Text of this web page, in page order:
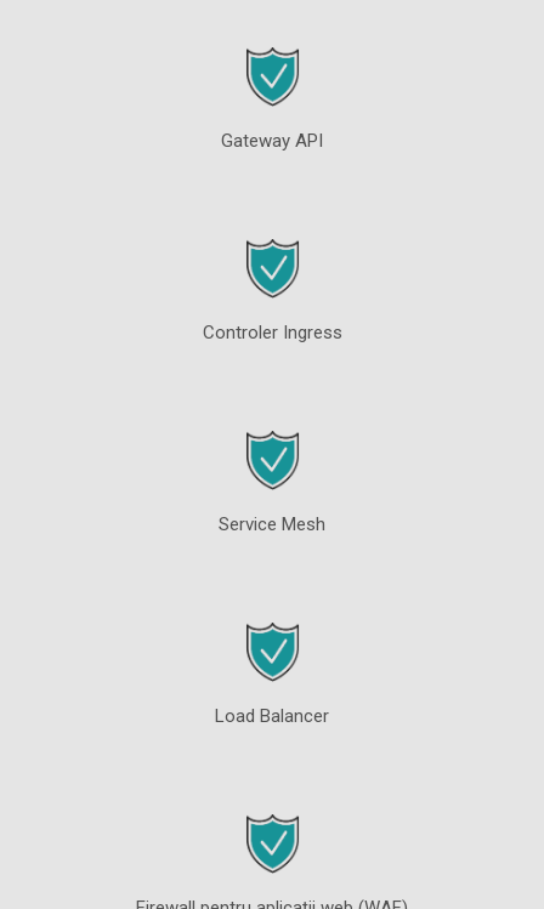
Gateway API
Controler Ingress
Service Mesh
Load Balancer